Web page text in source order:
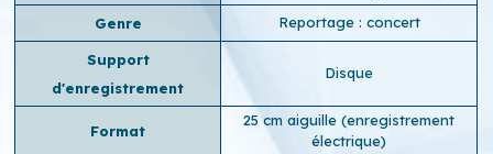
Genre
Reportage : concert
Support
d'enregistrement
Disque
Format
25 cm aiguille (enregistrement
électrique)